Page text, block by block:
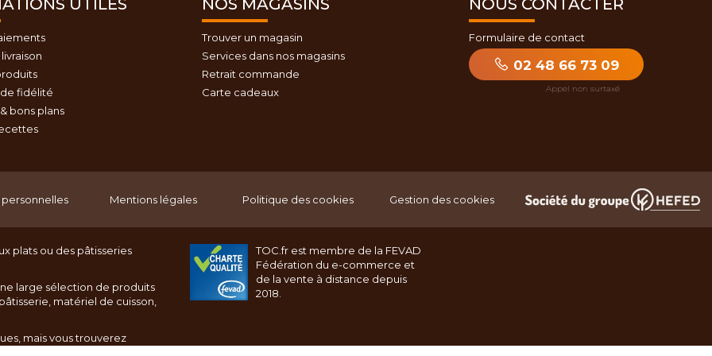
UTILES
fidélité
bons plans
NOS MAGASINS
Trouver un magasin
Services dans nos magasins
Retrait commande
Carte cadeaux
NOUS CONTACTER
Formulaire de contact
02 48 66 73 09
personnelles Mentions légales Politique des cookies Gestion des cookies
plats ou des pâtisseries
large sélection de produits
matériel de cuisson,
mais vous trouverez
TOC.fr est membre de la FEVAD
Fédération du e-commerce et
de la vente à distance depuis
2018.